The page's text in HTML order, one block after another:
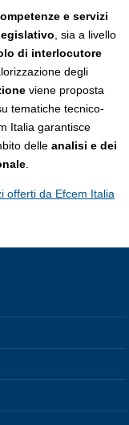
e servizi
, sia a livello
di interlocutore
degli
viene proposta
tematiche tecnico-
Italia garantisce
delle analisi e dei
offerti da Efcem Italia